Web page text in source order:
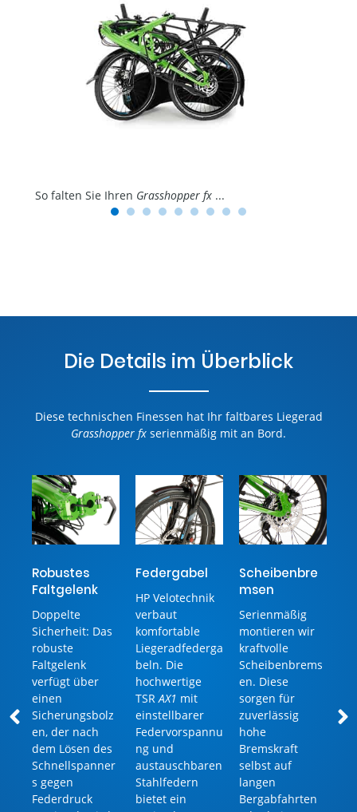
So falten Sie Ihren Grasshopper fx ...
1 2
Die Details im Überblick
Diese technischen Finessen hat Ihr faltbares Liegerad
Grasshopper fx serienmäßig mit an Bord.
Robustes
Faltgelenk
Doppelte
Sicherheit: Das
robuste
Faltgelenk
verfügt über
einen
Sicherungsbolz
en, der nach
dem Lösen des
Schnellspanner
s gegen
Federdruck
Federgabel
HP Velotechnik
verbaut
komfortable
Liegeradfederga
beln. Die
hochwertige
TSRAX1 mit
einstellbarer
Federvorspannu
ng und
austauschbaren
Stahlfedern
bietet ein
Scheibenbre
msen
Serienmäßig
montieren wir
kraftvolle
Scheibenbrems
en. Diese
sorgen für
zuverlässig
hohe
Bremskraft
selbst auf
langen
Bergabfahrten